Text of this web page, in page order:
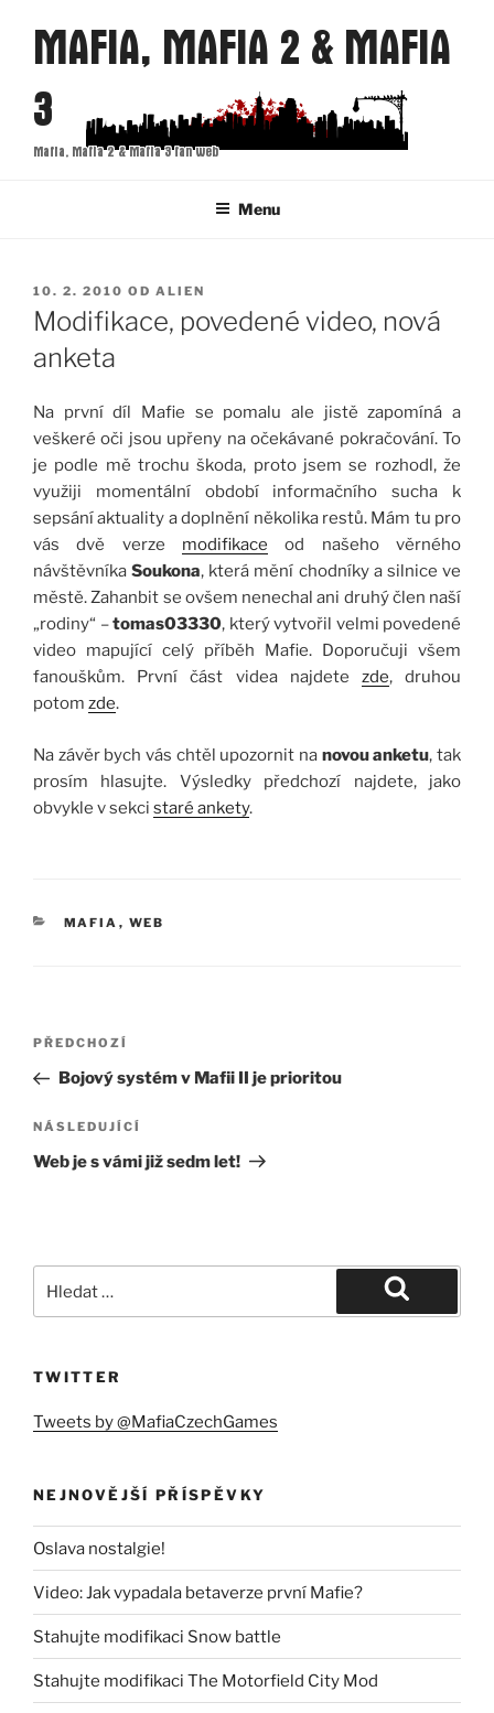
obsahu
webu
MAFIA, MAFIA 2 & MAFIA
3
Mafia, Mafia 2 & Mafia 3 fan web
Menu
PUBLIKOVÁNO
10. 2. 2010 OD ALIEN
Modifikace, povedené video, nová
anketa
Na první díl Mafie se pomalu ale jistě zapomíná a
veškeré oči jsou upřeny na očekávané pokračování. To
je podle mě trochu škoda, proto jsem se rozhodl, že
využiji momentální období informačního sucha k
sepsání aktuality a doplnění několika restů. Mám tu pro
vás dvě verze modifikace od našeho věrného
návštěvníkaSoukona, která mění chodníky a silnice ve
městě. Zahanbit se ovšem nenechal ani druhý člen naší
„rodiny“ –tomas03330, který vytvořil velmi povedené
video mapující celý příběh Mafie. Doporučuji všem
fanouškům. První část videa najdete zde, druhou
potom zde.
Na závěr bych vás chtěl upozornit na novou anketu, tak
prosím hlasujte. Výsledky předchozí najdete, jako
obvykle v sekci staré ankety.
RUBRIKY
MAFIA , WEB
Navigace
příspěvek
Předchozí
příspěvek
PŘEDCHOZÍ
Bojový systém v Mafii II je prioritou
Následující
příspěvek
NÁSLEDUJÍCÍ
Web je s vámi již sedm let!
Hledání
TWITTER
Tweets by @MafiaCzechGames
NEJNOVĚJŠÍ PŘÍSPĚVKY
Oslava nostalgie!
Video: Jak vypadala betaverze první Mafie?
Stahujte modifikaci Snow battle
Stahujte modifikaci The Motorfield City Mod